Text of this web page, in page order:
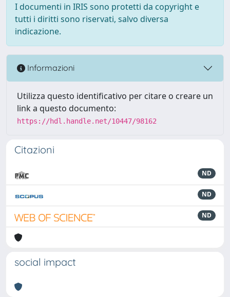
I documenti in IRIS sono protetti da copyright e
tutti i diritti sono riservati, salvo diversa
indicazione.
Informazioni
Utilizza questo identificativo per citare o creare un
link a questo documento:
https://hdl.handle.net/10447/98162
Citazioni
ND
ND
ND
social impact